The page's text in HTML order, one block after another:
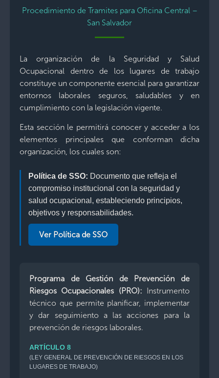
Procedimiento de Tramites para Oficina Central –
San Salvador
La organización de la Seguridad y Salud
Ocupacional dentro de los lugares de trabajo
constituye un componente esencial para garantizar
entornos laborales seguros, saludables y en
cumplimiento con la legislación vigente.
Esta sección le permitirá conocer y acceder a los
elementos principales que conforman dicha
organización, los cuales son:
Política de SSO: Documento que refleja el
compromiso institucional con la seguridad y
salud ocupacional, estableciendo principios,
objetivos y responsabilidades.
Ver Política de SSO
Programa de Gestión de Prevención de
Riesgos Ocupacionales (PRO): Instrumento
técnico que permite planificar, implementar
y dar seguimiento a las acciones para la
prevención de riesgos laborales.
ARTÍCULO 8
(LEY GENERAL DE PREVENCIÓN DE RIESGOS EN LOS
LUGARES DE TRABAJO)